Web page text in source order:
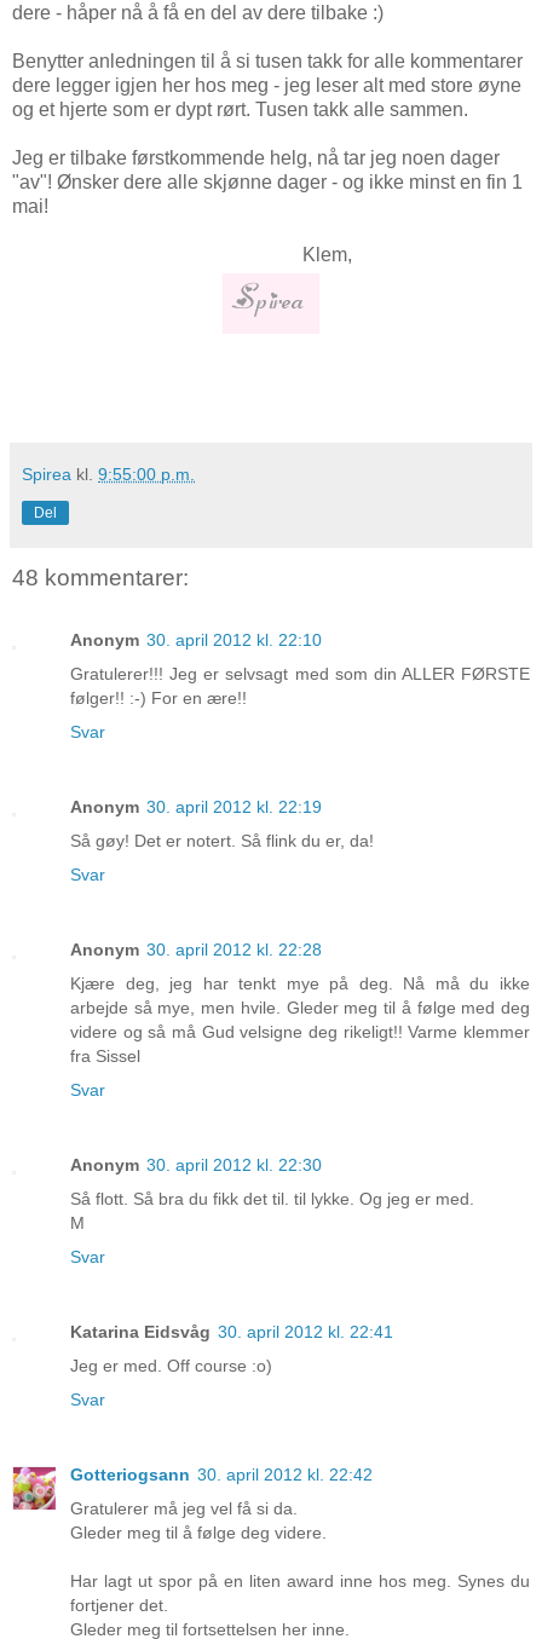
dere - håper nå å få en del av dere tilbake :)
Benytter anledningen til å si tusen takk for alle kommentarer
dere legger igjen her hos meg - jeg leser alt med store øyne
og et hjerte som er dypt rørt. Tusen takk alle sammen.
Jeg er tilbake førstkommende helg, nå tar jeg noen dager
"av"! Ønsker dere alle skjønne dager - og ikke minst en fin 1
mai!
Klem,
Spirea kl. 9:55:00 p.m.
Del
48 kommentarer:
Anonym 30. april 2012 kl. 22:10
Gratulerer!!! Jeg er selvsagt med som din ALLER FØRSTE
følger!! :-) For en ære!!
Svar
Anonym 30. april 2012 kl. 22:19
Så gøy! Det er notert. Så flink du er, da!
Svar
Anonym 30. april 2012 kl. 22:28
Kjære deg, jeg har tenkt mye på deg. Nå må du ikke
arbejde så mye, men hvile. Gleder meg til å følge med deg
videre og så må Gud velsigne deg rikeligt!! Varme klemmer
fra Sissel
Svar
Anonym 30. april 2012 kl. 22:30
Så flott. Så bra du fikk det til. til lykke. Og jeg er med.
M
Svar
Katarina Eidsvåg 30. april 2012 kl. 22:41
Jeg er med. Off course :o)
Svar
Gotteriogsann 30. april 2012 kl. 22:42
Gratulerer må jeg vel få si da.
Gleder meg til å følge deg videre.
Har lagt ut spor på en liten award inne hos meg. Synes du
fortjener det.
Gleder meg til fortsettelsen her inne.